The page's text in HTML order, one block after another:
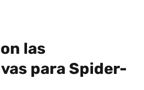
las
para Spider-